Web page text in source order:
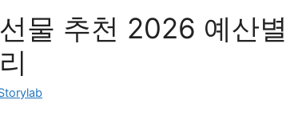
물 추천 2026 예산별